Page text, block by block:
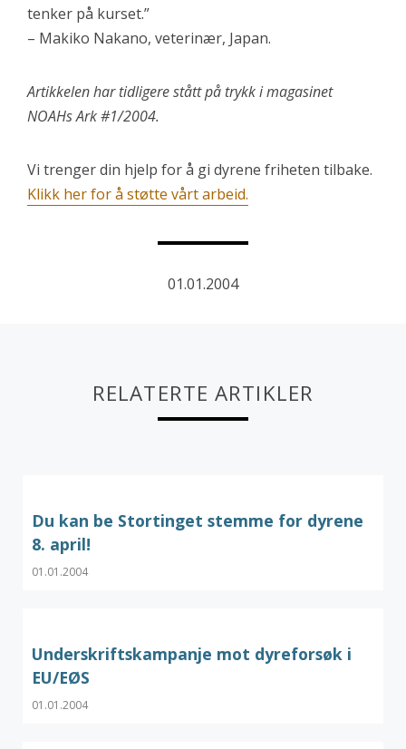
tenker på kurset.”
– Makiko Nakano, veterinær, Japan.
Artikkelen har tidligere stått på trykk i magasinet
NOAHs Ark #1/2004.
Vi trenger din hjelp for å gi dyrene friheten tilbake.
Klikk her for å støtte vårt arbeid.
01.01.2004
RELATERTE ARTIKLER
Du kan be Stortinget stemme for dyrene
8. april!
01.01.2004
Underskriftskampanje mot dyreforsøk i
EU/EØS
01.01.2004